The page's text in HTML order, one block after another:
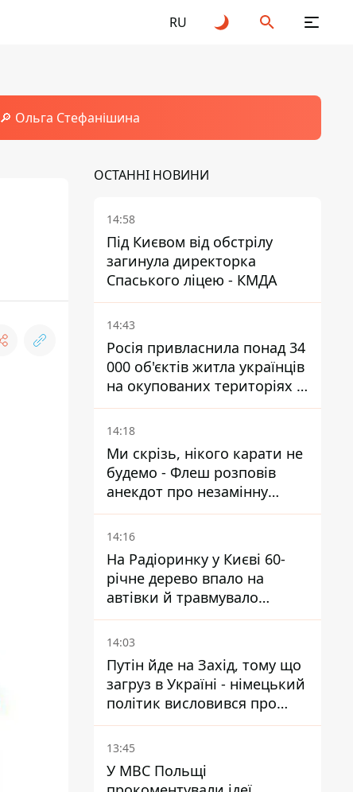
RU
🔎 Ольга Стефанішина
ОСТАННІ НОВИНИ
14:58
Під Києвом від обстрілу
загинула директорка
Спаського ліцею - КМДА
14:43
Росія привласнила понад 34
000 об'єктів житла українців
на окупованих територіях -
розслідування BBC
14:18
Ми скрізь, нікого карати не
будемо - Флеш розповів
анекдот про незамінну
роботу зв’язківців на фронті
14:16
На Радіоринку у Києві 60-
річне дерево впало на
автівки й травмувало
людину - подробиці
14:03
Путін йде на Захід, тому що
загруз в Україні - німецький
політик висловився про
плани РФ
13:45
У МВС Польщі